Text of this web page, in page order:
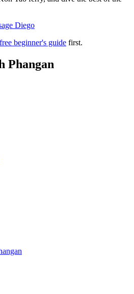
Diego
beginner's guide first.
Phangan